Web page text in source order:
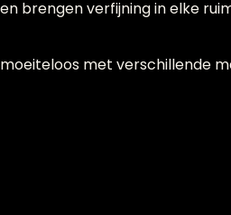
brengen verfijning in elke
met verschillende